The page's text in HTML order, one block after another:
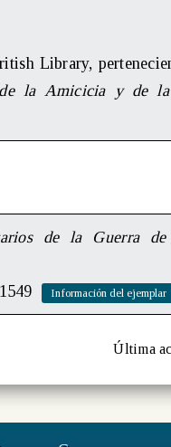
Library,
la Amicicia y de la
de la Guerra
Última